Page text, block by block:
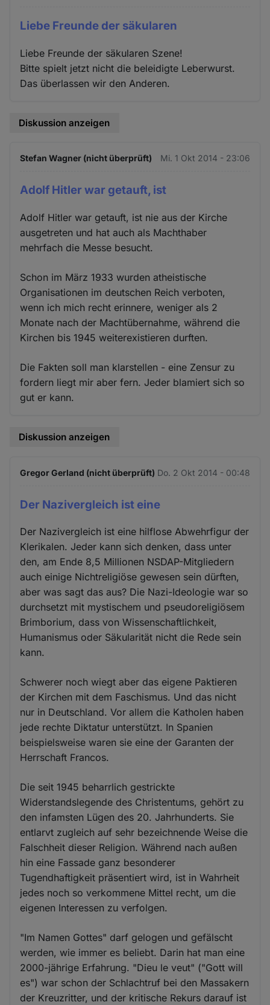
Liebe Freunde der säkularen
Liebe Freunde der säkularen Szene!
Bitte spielt jetzt nicht die beleidigte Leberwurst.
Das überlassen wir den Anderen.
Diskussion anzeigen
Stefan Wagner (nicht überprüft) Mi. 1 Okt 2014 - 23:06
Adolf Hitler war getauft, ist
Adolf Hitler war getauft, ist nie aus der Kirche
ausgetreten und hat auch als Machthaber
mehrfach die Messe besucht.
Schon im März 1933 wurden atheistische
Organisationen im deutschen Reich verboten,
wenn ich mich recht erinnere, weniger als 2
Monate nach der Machtübernahme, während die
Kirchen bis 1945 weiterexistieren durften.
Die Fakten soll man klarstellen - eine Zensur zu
fordern liegt mir aber fern. Jeder blamiert sich so
gut er kann.
Diskussion anzeigen
Gregor Gerland (nicht überprüft) Do. 2 Okt 2014 - 00:48
Der Nazivergleich ist eine
Der Nazivergleich ist eine hilflose Abwehrfigur der
Klerikalen. Jeder kann sich denken, dass unter
den, am Ende 8,5 Millionen NSDAP-Mitgliedern
auch einige Nichtreligiöse gewesen sein dürften,
aber was sagt das aus? Die Nazi-Ideologie war so
durchsetzt mit mystischem und pseudoreligiösem
Brimborium, dass von Wissenschaftlichkeit,
Humanismus oder Säkularität nicht die Rede sein
kann.
Schwerer noch wiegt aber das eigene Paktieren
der Kirchen mit dem Faschismus. Und das nicht
nur in Deutschland. Vor allem die Katholen haben
jede rechte Diktatur unterstützt. In Spanien
beispielsweise waren sie eine der Garanten der
Herrschaft Francos.
Die seit 1945 beharrlich gestrickte
Widerstandslegende des Christentums, gehört zu
den infamsten Lügen des 20. Jahrhunderts. Sie
entlarvt zugleich auf sehr bezeichnende Weise die
Falschheit dieser Religion. Während nach außen
hin eine Fassade ganz besonderer
Tugendhaftigkeit präsentiert wird, ist in Wahrheit
jedes noch so verkommene Mittel recht, um die
eigenen Interessen zu verfolgen.
"Im Namen Gottes" darf gelogen und gefälscht
werden, wie immer es beliebt. Darin hat man eine
2000-jährige Erfahrung. "Dieu le veut" ("Gott will
es") war schon der Schlachtruf bei den Massakern
der Kreuzritter, und der kritische Rekurs darauf ist